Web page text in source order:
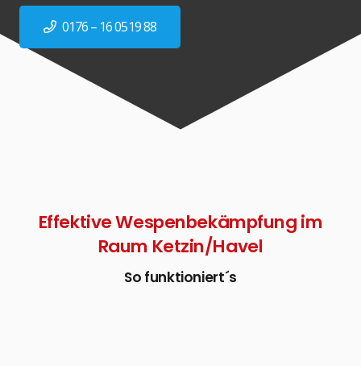
0176 – 16 0519 88
Effektive Wespenbekämpfung im
Raum Ketzin/Havel
So funktioniert´s